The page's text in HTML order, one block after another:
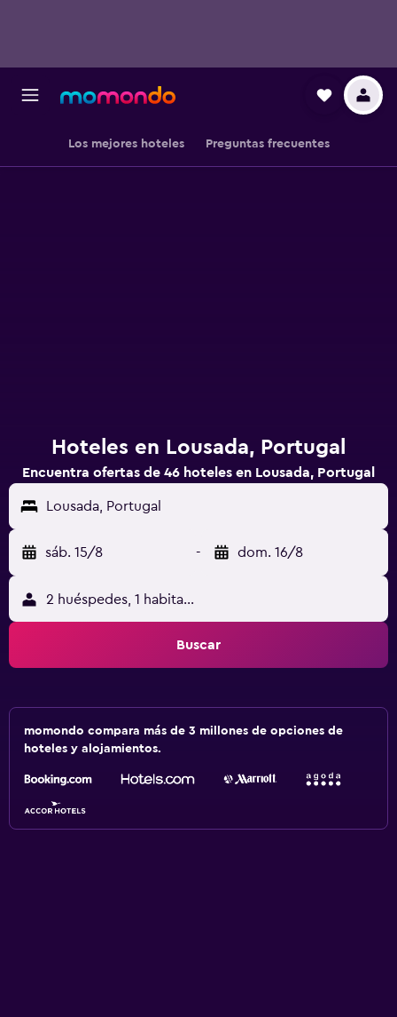
Los mejores hoteles Preguntas frecuentes
Hoteles en Lousada, Portugal
Encuentra ofertas de 46 hoteles en Lousada, Portugal
Lousada, Portugal
sáb. 15/8 - dom. 16/8
2 huéspedes, 1 habitación
Buscar
momondo compara más de 3 millones de opciones de
hoteles y alojamientos.